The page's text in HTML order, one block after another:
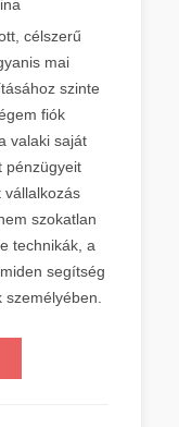
célszerű
mai
szinte
fiók
valaki saját
pénzügyeit
vállalkozás
szokatlan
technikák, a
segítség